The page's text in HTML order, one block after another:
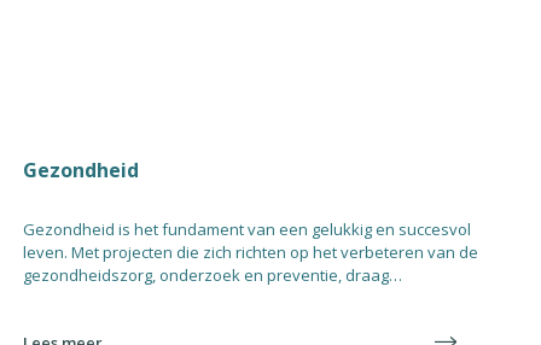
Gezondheid
Gezondheid is het fundament van een gelukkig en succesvol
leven. Met projecten die zich richten op het verbeteren van de
gezondheidszorg, onderzoek en preventie, draag…